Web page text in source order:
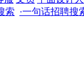
索 ·一句话招聘搜